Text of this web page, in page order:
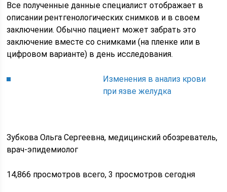
Все полученные данные специалист отображает в
описании рентгенологических снимков и в своем
заключении. Обычно пациент может забрать это
заключение вместе со снимками (на пленке или в
цифровом варианте) в день исследования.
Изменения в анализ крови
при язве желудка
Зубкова Ольга Сергеевна, медицинский обозреватель,
врач-эпидемиолог
14,866 просмотров всего, 3 просмотров сегодня